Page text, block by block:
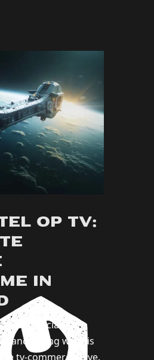
op tv:
in
commercial van
werk is
tv-commercial live.